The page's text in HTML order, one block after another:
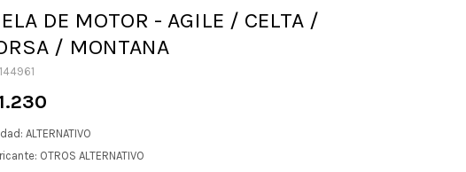
DE MOTOR - AGILE / CELTA /
/ MONTANA
144961
ALTERNATIVO
OTROS ALTERNATIVO